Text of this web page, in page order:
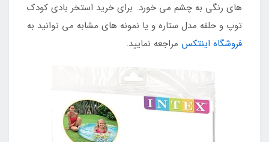
های رنگی به چشم می خورد. برای خرید استخر بادی کودک
توپ و حلقه مدل ستاره و یا نمونه های مشابه می توانید به
فروشگاه اینتکس مراجعه نمایید.